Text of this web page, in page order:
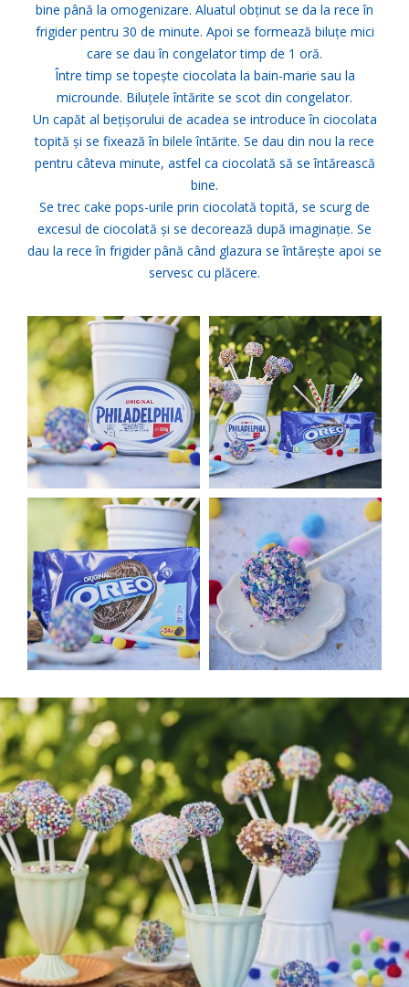
bine până la omogenizare. Aluatul obținut se da la rece în
frigider pentru 30 de minute. Apoi se formează biluțe mici
care se dau în congelator timp de 1 oră.
Între timp se topește ciocolata la bain-marie sau la
microunde. Biluțele întărite se scot din congelator.
Un capăt al bețișorului de acadea se introduce în ciocolata
topită și se fixează în bilele întărite. Se dau din nou la rece
pentru câteva minute, astfel ca ciocolată să se întărească
bine.
Se trec cake pops-urile prin ciocolată topită, se scurg de
excesul de ciocolată și se decorează după imaginație. Se
dau la rece în frigider până când glazura se întărește apoi se
servesc cu plăcere.